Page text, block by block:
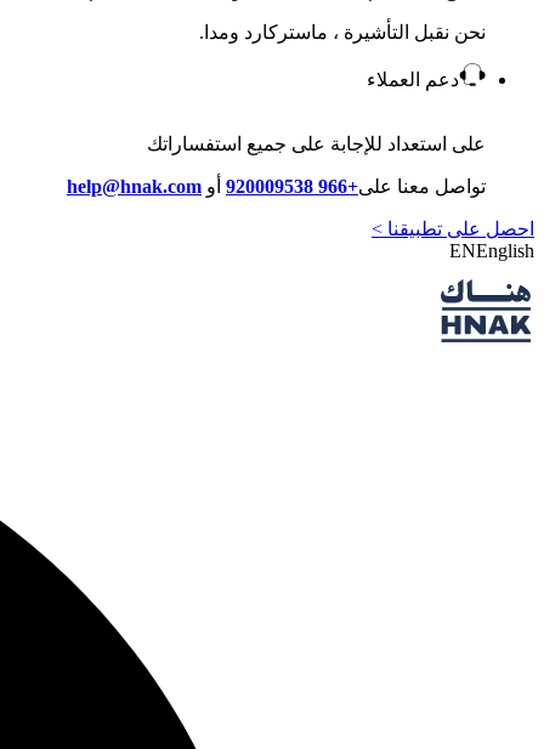
نحن نقبل التأشيرة ، ماستركارد ومدا.
دعم العملاء
على استعداد للإجابة على جميع استفساراتك
تواصل معنا على+966 920009538 أو help@hnak.com
احصل على تطبيقنا >
ENEnglish